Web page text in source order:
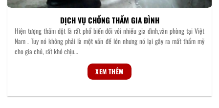
DỊCH VỤ CHỐNG THẤM GIA ĐÌNH
Hiện tượng thấm dột là rất phổ biến đối với nhiều gia đình,văn phòng tại Việt
Nam . Tuy nó không phải là một vấn đề lớn nhưng nó lại gây ra mất thẩm mỹ
cho gia chủ, rất khó chịu…
XEM THÊM